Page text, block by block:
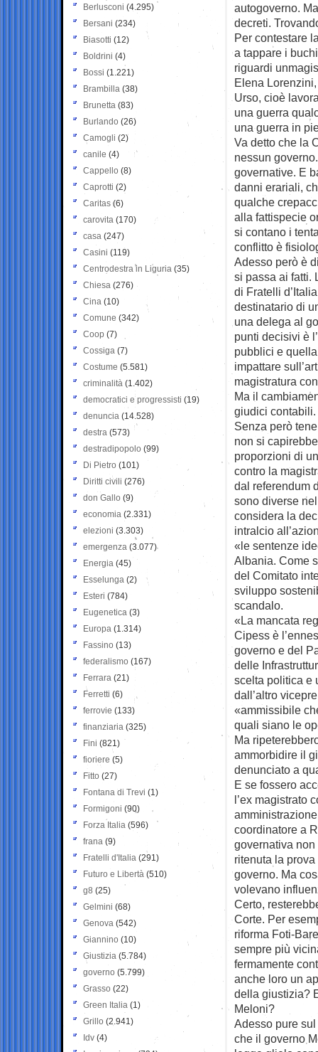
autogoverno.
decreti.
Per contestare
a tappare i
riguardi
Elena
Urso, cioè
una guerra
una guerra in
Va detto che la
nessun
governative. E
danni erariali,
qualche
alla fattispecie
si contano i
conflitto è
Adesso però è
si passa ai fatti.
di Fratelli
destinatario di
una delega al
punti decisivi è
pubblici e
impattare
magistratura
Ma il
giudici contabili.
Senza però
non si
proporzioni di
contro la
dal referendum
sono diverse
considera la
intralcio
«le sentenze
Albania. Come
del Comitato
sviluppo
scandalo.
«La mancata
Cipess è
governo e del
delle
scelta politica e
dall’altro
«ammissibile
quali siano le
Ma
ammorbidire il
denunciato a
E se fossero
l’ex magistrato
coordinatore a
governativa
ritenuta la
governo. Ma
volevano
Certo,
Corte. Per
riforma Foti-
sempre più
fermamente
anche loro un
della giustizia?
Meloni?
Adesso pure
che il governo
Berlusconi (4.295)
Bersani (234)
Biasotti (12)
Boldrini (4)
Bossi (1.221)
Brambilla (38)
Brunetta (83)
Burlando (26)
Camogli (2)
canile (4)
Cappello (8)
Caprotti (2)
Caritas (6)
carovita (170)
casa (247)
Casini (119)
Centrodestra in Liguria (35)
Chiesa (276)
Cina (10)
Comune (342)
Coop (7)
Cossiga (7)
Costume (5.581)
criminalità (1.402)
democratici e progressisti (19)
denuncia (14.528)
destra (573)
destradipopolo (99)
Di Pietro (101)
Diritti civili (276)
don Gallo (9)
economia (2.331)
elezioni (3.303)
emergenza (3.077)
Energia (45)
Esselunga (2)
Esteri (784)
Eugenetica (3)
Europa (1.314)
Fassino (13)
federalismo (167)
Ferrara (21)
Ferretti (6)
ferrovie (133)
finanziaria (325)
Fini (821)
fioriere (5)
Fitto (27)
Fontana di Trevi (1)
Formigoni (90)
Forza Italia (596)
frana (9)
Fratelli d'Italia (291)
Futuro e Libertà (510)
g8 (25)
Gelmini (68)
Genova (542)
Giannino (10)
Giustizia (5.784)
governo (5.799)
Grasso (22)
Green Italia (1)
Grillo (2.941)
Idv (4)